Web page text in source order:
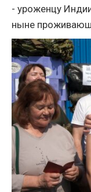
- уроженцу
ныне